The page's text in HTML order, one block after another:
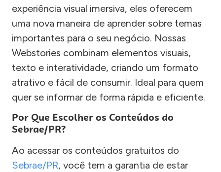
experiência visual imersiva, eles oferecem
uma nova maneira de aprender sobre temas
importantes para o seu negócio. Nossas
Webstories combinam elementos visuais,
texto e interatividade, criando um formato
atrativo e fácil de consumir. Ideal para quem
quer se informar de forma rápida e eficiente.
Por Que Escolher os Conteúdos do
Sebrae/PR?
Ao acessar os conteúdos gratuitos do
Sebrae/PR, você tem a garantia de estar